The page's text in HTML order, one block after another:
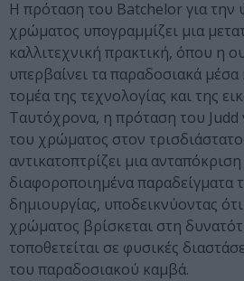
Η πρόταση του Batchelor για την
χρώματος υπογραμμίζει μια
καλλιτεχνική πρακτική, όπου η
υπερβαίνει τα παραδοσιακά μέσα
τομέα της τεχνολογίας και της
Ταυτόχρονα, η πρόταση του Judd
του χρώματος στον
αντικατοπτρίζει μια
διαφοροποιημένα παραδείγματα
δημιουργίας, υποδεικνύοντας
χρώματος βρίσκεται στη
τοποθετείται σε φυσικές
του παραδοσιακού καμβά.